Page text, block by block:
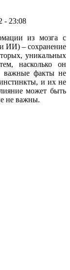
- 23:08
из мозга с
ИИ) – сохранение
уникальных
насколько он
важные факты не
и их не
может быть
не важны.